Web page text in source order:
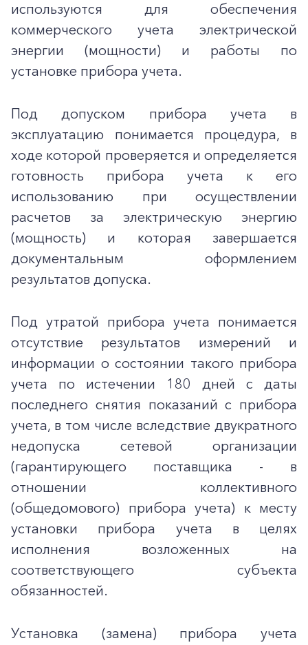
используются для обеспечения
коммерческого учета электрической
энергии (мощности) и работы по
установке прибора учета.
Под допуском прибора учета в
эксплуатацию понимается процедура, в
ходе которой проверяется и определяется
готовность прибора учета к его
использованию при осуществлении
расчетов за электрическую энергию
(мощность) и которая завершается
документальным оформлением
результатов допуска.
Под утратой прибора учета понимается
отсутствие результатов измерений и
информации о состоянии такого прибора
учета по истечении 180 дней с даты
последнего снятия показаний с прибора
учета, в том числе вследствие двукратного
недопуска сетевой организации
(гарантирующего поставщика - в
отношении коллективного
(общедомового) прибора учета) к месту
установки прибора учета в целях
исполнения возложенных на
соответствующего субъекта
обязанностей.
Установка (замена) прибора учета